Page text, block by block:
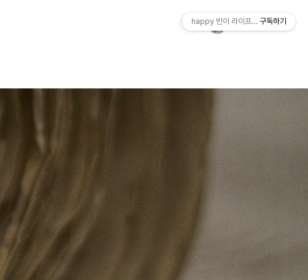
happy 빈이 라이프스토리구독하기